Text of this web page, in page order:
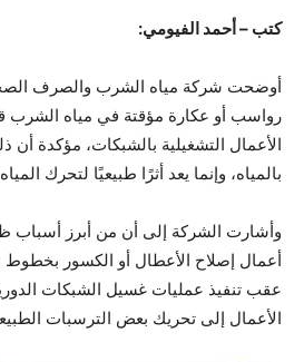
كتب – أحمد الفيومي:
أوضحت شركة مياه الشرب والصرف
رواسب أو عكارة مؤقتة في مياه الشرب
الأعمال التشغيلية بالشبكات، مؤكدة أن
بالمياه، وإنما يعد أثرًا طبيعيًا لتحرك
وأشارت الشركة إلى أن من أبرز أسباب
أعمال إصلاح الأعطال أو الكسور
عقب تنفيذ عمليات غسيل الشبكات
الأعمال إلى تحريك بعض الترسبات